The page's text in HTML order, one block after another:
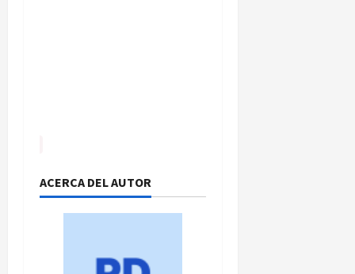
ACERCA DEL AUTOR